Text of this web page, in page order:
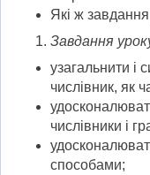
Які ж
Завдання
узагальнити і
числівник, як
числівники і
способами;